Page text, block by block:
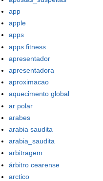
app
apple
apps
apps fitness
apresentador
apresentadora
aproximacao
aquecimento global
ar polar
arabes
arabia saudita
arabia_saudita
arbitragem
árbitro cearense
arctico